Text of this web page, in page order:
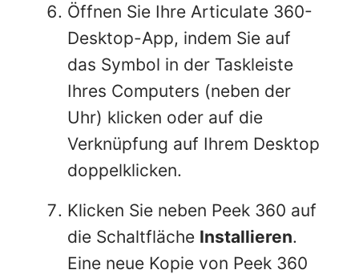
Öffnen Sie Ihre Articulate 360-
Desktop-App, indem Sie auf
das Symbol in der Taskleiste
Ihres Computers (neben der
Uhr) klicken oder auf die
Verknüpfung auf Ihrem Desktop
doppelklicken.
Klicken Sie neben Peek 360 auf
die Schaltfläche Installieren.
Eine neue Kopie von Peek 360